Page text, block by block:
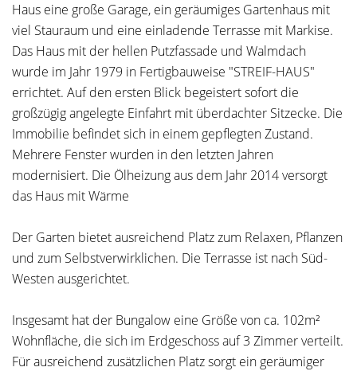
Haus eine große Garage, ein geräumiges Gartenhaus mit
viel Stauraum und eine einladende Terrasse mit Markise.
Das Haus mit der hellen Putzfassade und Walmdach
wurde im Jahr 1979 in Fertigbauweise "STREIF-HAUS"
errichtet. Auf den ersten Blick begeistert sofort die
großzügig angelegte Einfahrt mit überdachter Sitzecke. Die
Immobilie befindet sich in einem gepflegten Zustand.
Mehrere Fenster wurden in den letzten Jahren
modernisiert. Die Ölheizung aus dem Jahr 2014 versorgt
das Haus mit Wärme
Der Garten bietet ausreichend Platz zum Relaxen, Pflanzen
und zum Selbstverwirklichen. Die Terrasse ist nach Süd-
Westen ausgerichtet.
Insgesamt hat der Bungalow eine Größe von ca. 102m²
Wohnfläche, die sich im Erdgeschoss auf 3 Zimmer verteilt.
Für ausreichend zusätzlichen Platz sorgt ein geräumiger